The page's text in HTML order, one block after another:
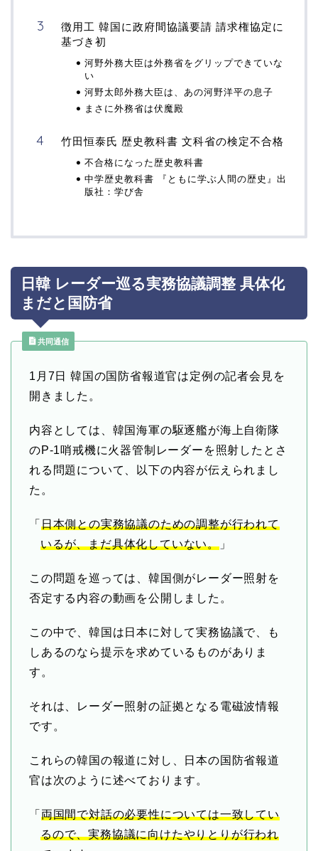
徴用工 韓国に政府間協議要請 請求権協定に
基づき初
河野外務大臣は外務省をグリップできていな
い
河野太郎外務大臣は、あの河野洋平の息子
まさに外務省は伏魔殿
竹田恒泰氏 歴史教科書 文科省の検定不合格
不合格になった歴史教科書
中学歴史教科書 『ともに学ぶ人間の歴史』出
版社：学び舎
日韓 レーダー巡る実務協議調整 具体化
まだと国防省
共同通信
1月7日 韓国の国防省報道官は定例の記者会見を
開きました。
内容としては、韓国海軍の駆逐艦が海上自衛隊
のP-1哨戒機に火器管制レーダーを照射したとさ
れる問題について、以下の内容が伝えられまし
た。
「 日本側との実務協議のための調整が行われて
いるが、まだ具体化していない。 」
この問題を巡っては、韓国側がレーダー照射を
否定する内容の動画を公開しました。
この中で、韓国は日本に対して実務協議で、も
しあるのなら提示を求めているものがありま
す。
それは、レーダー照射の証拠となる電磁波情報
です。
これらの韓国の報道に対し、日本の国防省報道
官は次のように述べております。
「 両国間で対話の必要性については一致してい
るので、実務協議に向けたやりとりが行われ